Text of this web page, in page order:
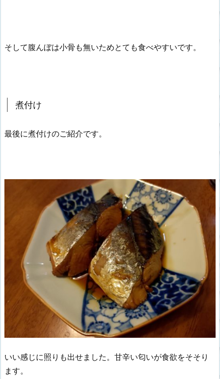
そして腹んぼは小骨も無いためとても食べやすいです。
煮付け
最後に煮付けのご紹介です。
いい感じに照りも出せました。甘辛い匂いが食欲をそそり
ます。